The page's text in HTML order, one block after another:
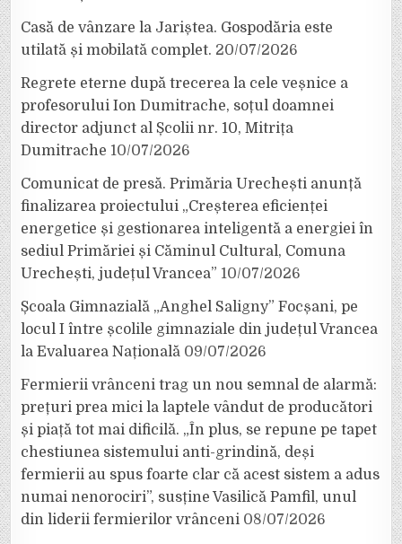
Casă de vânzare la Jariștea. Gospodăria este
utilată și mobilată complet. 20/07/2026
Regrete eterne după trecerea la cele veșnice a
profesorului Ion Dumitrache, soțul doamnei
director adjunct al Școlii nr. 10, Mitrița
Dumitrache 10/07/2026
Comunicat de presă. Primăria Urechești anunță
finalizarea proiectului „Creșterea eficienței
energetice și gestionarea inteligentă a energiei în
sediul Primăriei și Căminul Cultural, Comuna
Urechești, județul Vrancea” 10/07/2026
Școala Gimnazială „Anghel Saligny” Focșani, pe
locul I între școlile gimnaziale din județul Vrancea
la Evaluarea Națională 09/07/2026
Fermierii vrânceni trag un nou semnal de alarmă:
prețuri prea mici la laptele vândut de producători
și piață tot mai dificilă. „În plus, se repune pe tapet
chestiunea sistemului anti-grindină, deși
fermierii au spus foarte clar că acest sistem a adus
numai nenorociri”, susține Vasilică Pamfil, unul
din liderii fermierilor vrânceni 08/07/2026